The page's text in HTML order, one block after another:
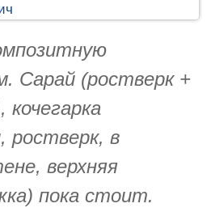
Сарай (ростверк +
кочегарка
ростверк, в
верхняя
пока стоит.